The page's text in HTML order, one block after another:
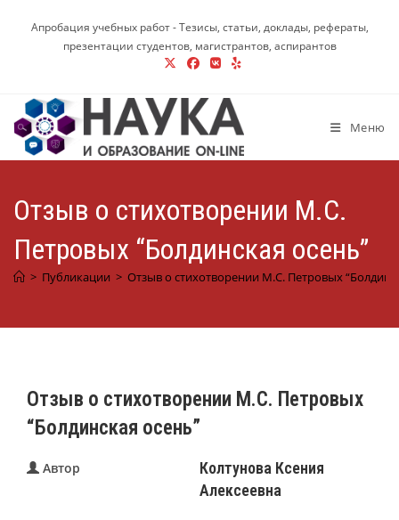
содержимому
Апробация учебных работ - Тезисы, статьи, доклады, рефераты,
презентации студентов, магистрантов, аспирантов
Меню
Отзыв о стихотворении М.С.
Петровых “Болдинская осень”
> Публикации > Отзыв о стихотворении М.С. Петровых
Отзыв о стихотворении М.С. Петровых
“Болдинская осень”
Автор
Колтунова Ксения
Алексеевна